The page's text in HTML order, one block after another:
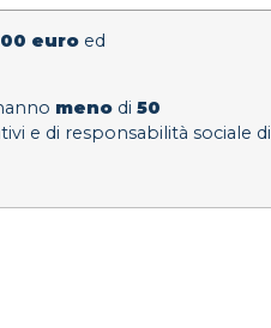
euro ed
meno di 50
e di responsabilità sociale di